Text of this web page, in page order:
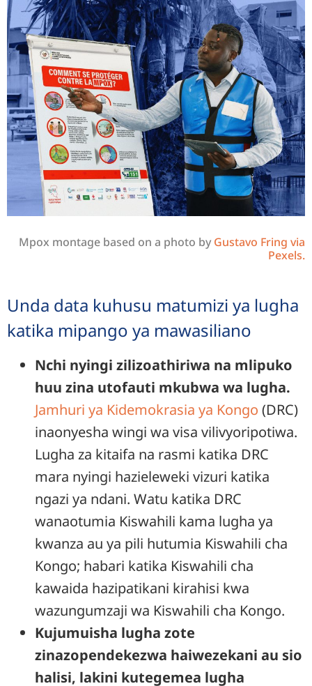
Mpox montage based on a photo byGustavo Fring via
Pexels.
Unda data kuhusu matumizi ya lugha
katika mipango ya mawasiliano
Nchi nyingi zilizoathiriwa na mlipuko
huu zina utofauti mkubwa wa lugha.
Jamhuri ya Kidemokrasia ya Kongo (DRC)
inaonyesha wingi wa visa vilivyoripotiwa.
Lugha za kitaifa na rasmi katika DRC
mara nyingi hazieleweki vizuri katika
ngazi ya ndani. Watu katika DRC
wanaotumia Kiswahili kama lugha ya
kwanza au ya pili hutumia Kiswahili cha
Kongo; habari katika Kiswahili cha
kawaida hazipatikani kirahisi kwa
wazungumzaji wa Kiswahili cha Kongo.
Kujumuisha lugha zote
zinazopendekezwa haiwezekani au sio
halisi, lakini kutegemea lugha